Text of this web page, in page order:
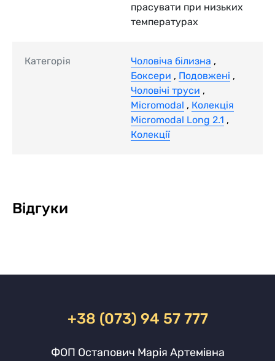
прасувати при низьких
температурах
Категорія Чоловіча білизна ,
Боксери , Подовжені ,
Чоловічі труси ,
Micromodal , Колекція
Micromodal Long 2.1 ,
Колекції
Відгуки
+38 (073) 94 57 777
ФОП Остапович Марія Артемівна